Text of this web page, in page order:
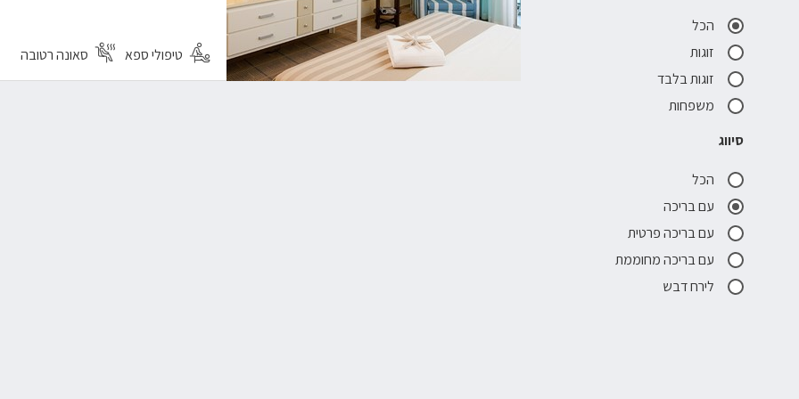
הכל
זוגות
זוגות בלבד
משפחות
סיווג
הכל
עם בריכה
עם בריכה פרטית
עם בריכה מחוממת
לירח דבש
טיפולי ספא סאונה רטובה